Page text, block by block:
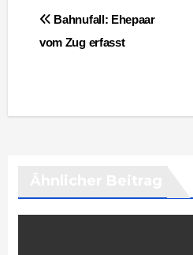
Bahnufall: Ehepaar
vom Zug erfasst